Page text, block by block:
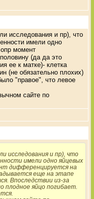
исследования и пр), что
имели одно
момент
(да да это
ее к матке)- клетка
(не обязательно плохих)
"правое", что левое
сайте по
исследования и пр), что
имели одно яйцевых
дифференцируется на
еще на этапе
Впоследствии из-за
плодное яйцо погибает.